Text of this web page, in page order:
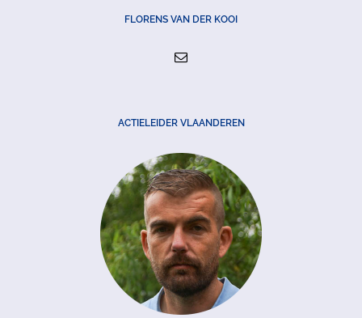
FLORENS VAN DER KOOI
ACTIELEIDER VLAANDEREN